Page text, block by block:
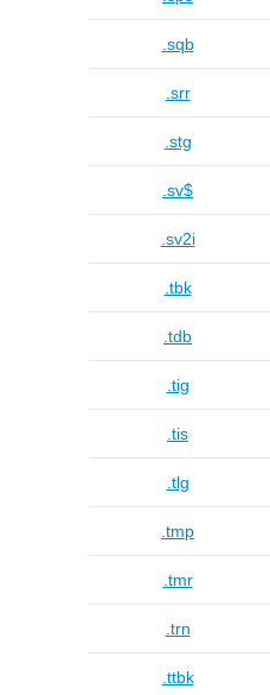
.sqb
.srr
.stg
.sv$
.sv2i
.tbk
.tdb
.tig
.tis
.tlg
.tmp
.tmr
.trn
.ttbk